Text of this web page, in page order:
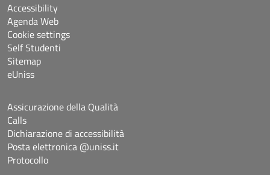
Accessibility
Agenda Web
Cookie settings
Self Studenti
Sitemap
eUniss
Assicurazione della Qualità
Calls
Dichiarazione di accessibilità
Posta elettronica @uniss.it
Protocollo